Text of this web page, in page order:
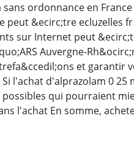
ordonnance en France
peut &ecirc;tre ecluzelles fr
sur Internet peut
Auvergne-
et garantir
l'achat d'alprazolam 0 25
qui pourraient
l'achat En somme,